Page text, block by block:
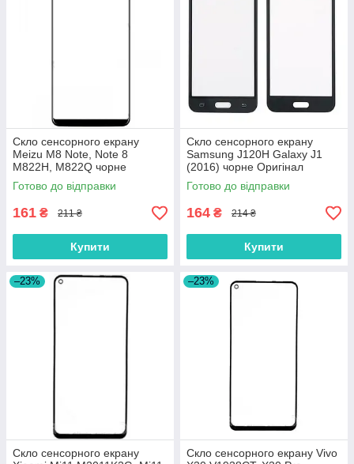
Скло сенсорного екрану
Meizu M8 Note, Note 8
M822H, M822Q чорне
Оригінал
Готово до відправки
161 ₴ 211 ₴
Купити
Скло сенсорного екрану
Samsung J120H Galaxy J1
(2016) чорне Оригінал
Готово до відправки
164 ₴ 214 ₴
Купити
–23%
Скло сенсорного екрану
–23%
Скло сенсорного екрану Vivo